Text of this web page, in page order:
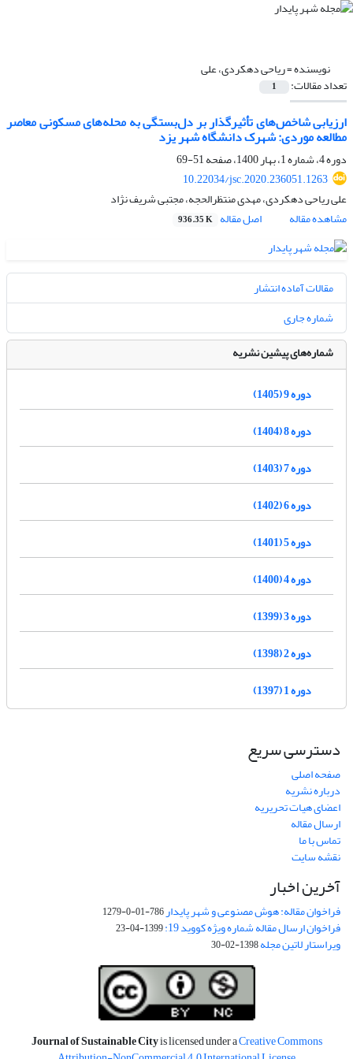
نویسنده =ریاحی دهکردی، علی
تعداد مقالات: 1
ارزیابی شاخص‌های تأثیرگذار بر دل‌بستگی به محله‌های مسکونی معاصر
مطالعه موردی: شهرک دانشگاه شهر یزد
دوره 4، شماره 1، بهار 1400، صفحه
51-69
10.22034/jsc.2020.236051.1263
علی ریاحی دهکردی، مهدی منتظرالحجه، مجتبی شریف نژاد
مشاهده مقاله
اصل مقاله 936.35 K
مقالات آماده انتشار
شماره جاری
شماره‌های پیشین نشریه
دوره 9 (1405)
دوره 8 (1404)
دوره 7 (1403)
دوره 6 (1402)
دوره 5 (1401)
دوره 4 (1400)
دوره 3 (1399)
دوره 2 (1398)
دوره 1 (1397)
دسترسی سریع
صفحه اصلی
درباره نشریه
اعضای هیات تحریریه
ارسال مقاله
تماس با ما
نقشه سایت
آخرین اخبار
فراخوان مقاله: هوش مصنوعی و شهر پایدار786-01-0-1279
فراخوان ارسال مقاله شماره ویژه کووید 19: 1399-04-23
ویراستار لاتین مجله1398-02-30
Journal of Sustainable Cityis licensed under aCreative Commons